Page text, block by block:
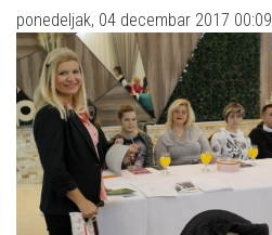
ponedeljak, 04 decembar 2017 00:09